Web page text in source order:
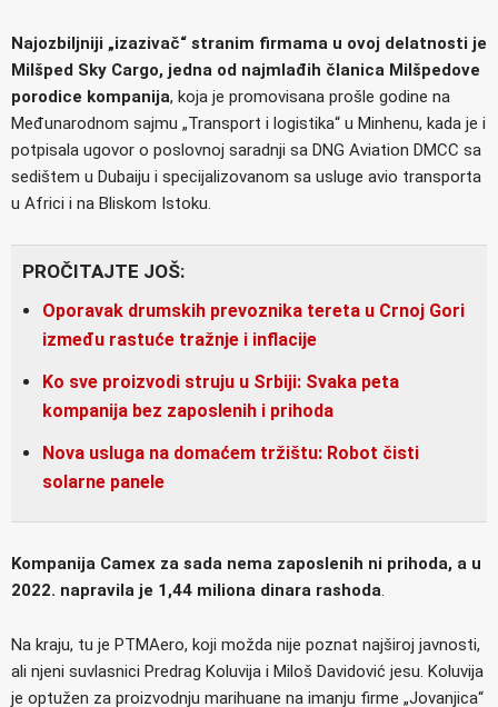
Najozbiljniji „izazivač“ stranim firmama u ovoj delatnosti je
Milšped Sky Cargo, jedna od najmlađih članica Milšpedove
porodice kompanija, koja je promovisana prošle godine na
Međunarodnom sajmu „Transport i logistika“ u Minhenu, kada je i
potpisala ugovor o poslovnoj saradnji sa DNG Aviation DMCC sa
sedištem u Dubaiju i specijalizovanom sa usluge avio transporta
u Africi i na Bliskom Istoku.
PROČITAJTE JOŠ:
Oporavak drumskih prevoznika tereta u Crnoj Gori
između rastuće tražnje i inflacije
Ko sve proizvodi struju u Srbiji: Svaka peta
kompanija bez zaposlenih i prihoda
Nova usluga na domaćem tržištu: Robot čisti
solarne panele
Kompanija Camex za sada nema zaposlenih ni prihoda, a u
2022. napravila je 1,44 miliona dinara rashoda.
Na kraju, tu je PTMAero, koji možda nije poznat najširoj javnosti,
ali njeni suvlasnici Predrag Koluvija i Miloš Davidović jesu. Koluvija
je optužen za proizvodnju marihuane na imanju firme „Jovanjica“